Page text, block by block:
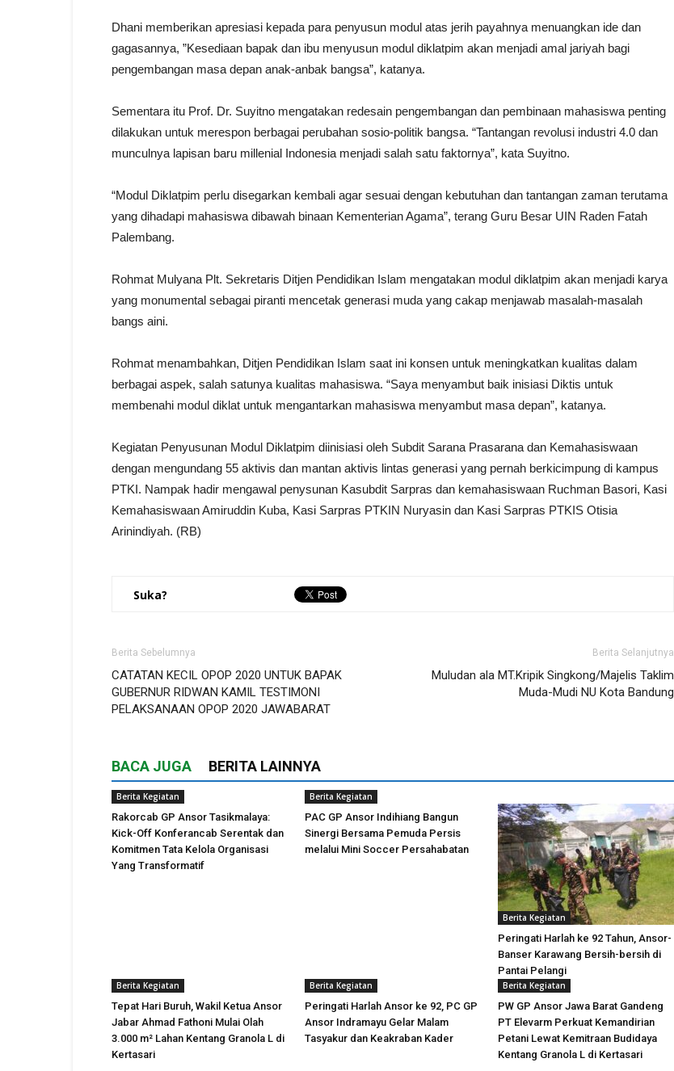
Dhani memberikan apresiasi kepada para penyusun modul atas jerih payahnya menuangkan ide dan
gagasannya, ”Kesediaan bapak dan ibu menyusun modul diklatpim akan menjadi amal jariyah bagi
pengembangan masa depan anak-anbak bangsa”, katanya.
Sementara itu Prof. Dr. Suyitno mengatakan redesain pengembangan dan pembinaan mahasiswa penting
dilakukan untuk merespon berbagai perubahan sosio-politik bangsa. “Tantangan revolusi industri 4.0 dan
munculnya lapisan baru millenial Indonesia menjadi salah satu faktornya”, kata Suyitno.
“Modul Diklatpim perlu disegarkan kembali agar sesuai dengan kebutuhan dan tantangan zaman terutama
yang dihadapi mahasiswa dibawah binaan Kementerian Agama”, terang Guru Besar UIN Raden Fatah
Palembang.
Rohmat Mulyana Plt. Sekretaris Ditjen Pendidikan Islam mengatakan modul diklatpim akan menjadi karya
yang monumental sebagai piranti mencetak generasi muda yang cakap menjawab masalah-masalah
bangs aini.
Rohmat menambahkan, Ditjen Pendidikan Islam saat ini konsen untuk meningkatkan kualitas dalam
berbagai aspek, salah satunya kualitas mahasiswa. “Saya menyambut baik inisiasi Diktis untuk
membenahi modul diklat untuk mengantarkan mahasiswa menyambut masa depan”, katanya.
Kegiatan Penyusunan Modul Diklatpim diinisiasi oleh Subdit Sarana Prasarana dan Kemahasiswaan
dengan mengundang 55 aktivis dan mantan aktivis lintas generasi yang pernah berkicimpung di kampus
PTKI. Nampak hadir mengawal penysunan Kasubdit Sarpras dan kemahasiswaan Ruchman Basori, Kasi
Kemahasiswaan Amiruddin Kuba, Kasi Sarpras PTKIN Nuryasin dan Kasi Sarpras PTKIS Otisia
Arinindiyah. (RB)
Suka?
Berita Sebelumnya
CATATAN KECIL OPOP 2020 UNTUK BAPAK
GUBERNUR RIDWAN KAMIL TESTIMONI
PELAKSANAAN OPOP 2020 JAWABARAT
Berita Selanjutnya
Muludan ala MT.Kripik Singkong/Majelis Taklim
Muda-Mudi NU Kota Bandung
BACA JUGA BERITA LAINNYA
Berita Kegiatan
Rakorcab GP Ansor Tasikmalaya:
Kick-Off Konferancab Serentak dan
Komitmen Tata Kelola Organisasi
Yang Transformatif
Berita Kegiatan
PAC GP Ansor Indihiang Bangun
Sinergi Bersama Pemuda Persis
melalui Mini Soccer Persahabatan
Berita Kegiatan
Peringati Harlah ke 92 Tahun, Ansor-
Banser Karawang Bersih-bersih di
Pantai Pelangi
Berita Kegiatan
Tepat Hari Buruh, Wakil Ketua Ansor
Jabar Ahmad Fathoni Mulai Olah
3.000 m² Lahan Kentang Granola L di
Kertasari
Berita Kegiatan
Peringati Harlah Ansor ke 92, PC GP
Ansor Indramayu Gelar Malam
Tasyakur dan Keakraban Kader
Berita Kegiatan
PW GP Ansor Jawa Barat Gandeng
PT Elevarm Perkuat Kemandirian
Petani Lewat Kemitraan Budidaya
Kentang Granola L di Kertasari